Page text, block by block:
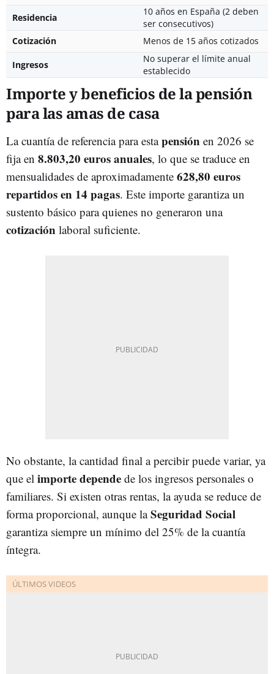
Residencia
10 años en España (2 deben
ser consecutivos)
Cotización
Menos de 15 años cotizados
Ingresos
No superar el límite anual
establecido
Importe y beneficios de la pensión
para las amas de casa
La cuantía de referencia para estapensión en 2026 se
fija en 8.803,20 euros anuales, lo que se traduce en
mensualidades de aproximadamente 628,80 euros
repartidos en 14 pagas. Este importe garantiza un
sustento básico para quienes no generaron una
cotización laboral suficiente.
No obstante, la cantidad final a percibir puede variar, ya
que el importe depende de los ingresos personales o
familiares. Si existen otras rentas, la ayuda se reduce de
forma proporcional, aunque laSeguridad Social
garantiza siempre un mínimo del 25% de la cuantía
íntegra.